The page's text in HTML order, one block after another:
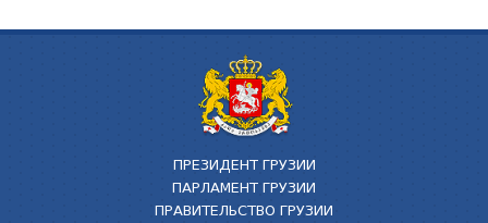
ПРЕЗИДЕНТ ГРУЗИИ
ПАРЛАМЕНТ ГРУЗИИ
ПРАВИТЕЛЬСТВО ГРУЗИИ